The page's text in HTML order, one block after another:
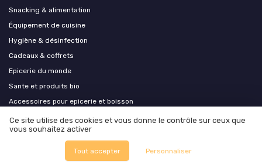
Snacking & alimentation
Équipement de cuisine
Hygiène & désinfection
Cadeaux & coffrets
Epicerie du monde
Sante et produits bio
Accessoires pour epicerie et boisson
Ecoresponsable et zero dechet
Arts de la table et service
Ce site utilise des cookies et vous donne le contrôle sur ceux que
vous souhaitez activer
Tout accepter Personnaliser